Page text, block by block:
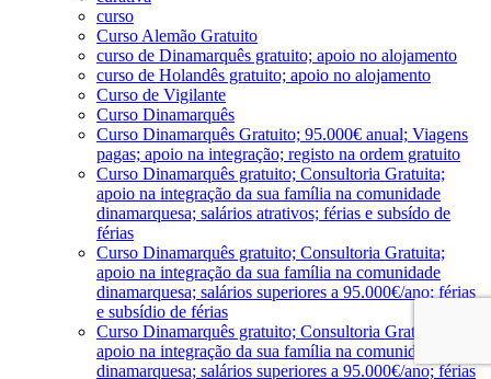
curso
Curso Alemão Gratuito
curso de Dinamarquês gratuito; apoio no alojamento
curso de Holandês gratuito; apoio no alojamento
Curso de Vigilante
Curso Dinamarquês
Curso Dinamarquês Gratuito; 95.000€ anual; Viagens
pagas; apoio na integração; registo na ordem gratuito
Curso Dinamarquês gratuito; Consultoria Gratuita;
apoio na integração da sua família na comunidade
dinamarquesa; salários atrativos; férias e subsído de
férias
Curso Dinamarquês gratuito; Consultoria Gratuita;
apoio na integração da sua família na comunidade
dinamarquesa; salários superiores a 95.000€/ano; férias
e subsídio de férias
Curso Dinamarquês gratuito; Consultoria Gratuita;
apoio na integração da sua família na comunidade
dinamarquesa; salários superiores a 95.000€/ano; férias